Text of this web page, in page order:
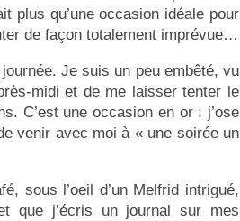
plus qu’une occasion idéale pour
de façon totalement imprévue…
Je suis un peu embêté, vu
midi et de me laisser tenter le
C’est une occasion en or : j’ose
venir avec moi à « une soirée un
sous l’oeil d’un Melfrid intrigué,
que j’écris un journal sur mes